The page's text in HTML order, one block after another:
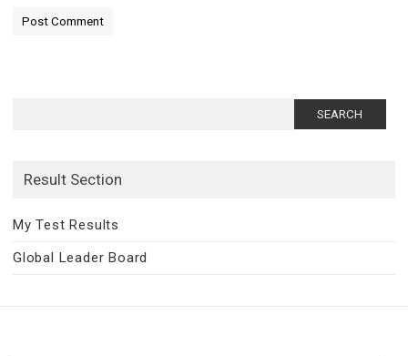
Result Section
My Test Results
Global Leader Board